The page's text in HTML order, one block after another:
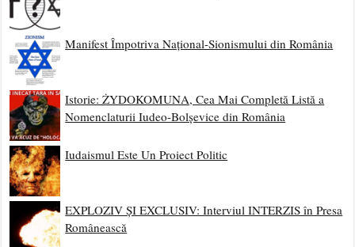
Manifest Împotriva Național-Sionismului din România
Istorie: ŻYDOKOMUNA, Cea Mai Completă Listă a
Nomenclaturii Iudeo-Bolșevice din România
Iudaismul Este Un Proiect Politic
EXPLOZIV ȘI EXCLUSIV: Interviul INTERZIS în Presa
Românească